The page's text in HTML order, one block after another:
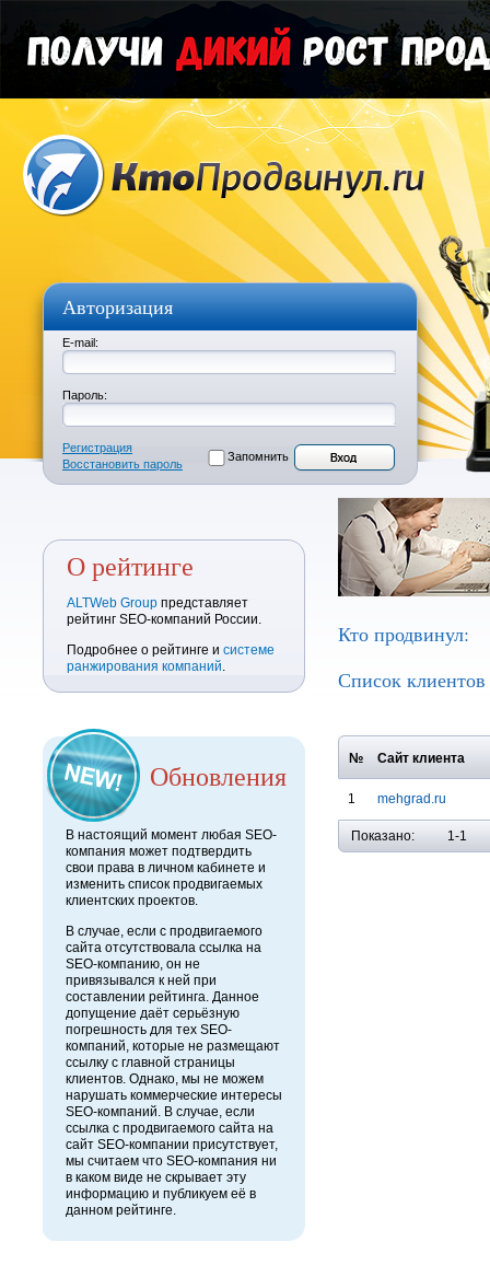
Авторизация
E-mail:
Пароль:
Регистрация
Восстановить пароль
Запомнить
О рейтинге
ALTWeb Group представляет
рейтинг SEO-компаний России.
Подробнее о рейтинге и системе
ранжирования компаний.
Обновления
В настоящий момент любая SEO-
компания может подтвердить
свои права в личном кабинете и
изменить список продвигаемых
клиентских проектов.
В случае, если с продвигаемого
сайта отсутствовала ссылка на
SEO-компанию, он не
привязывался к ней при
составлении рейтинга. Данное
допущение даёт серьёзную
погрешность для тех SEO-
компаний, которые не размещают
ссылку с главной страницы
клиентов. Однако, мы не можем
нарушать коммерческие интересы
SEO-компаний. В случае, если
ссылка с продвигаемого сайта на
сайт SEO-компании присутствует,
мы считаем что SEO-компания ни
в каком виде не скрывает эту
информацию и публикуем её в
данном рейтинге.
Кто продвинул:
Список
№ Сайт клиента
1 mehgrad.ru
Показано: 1-1